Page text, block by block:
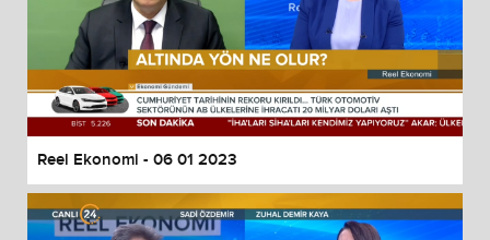
Reel Ekonomi - 06 01 2023